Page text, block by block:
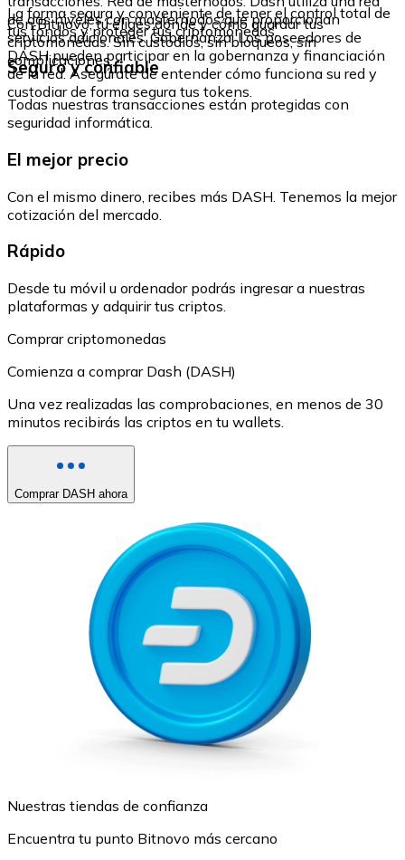
Con Bitnovo, tú eliges dónde y cómo guardar tus
criptomonedas. Sin custodios, sin bloqueos, sin
complicaciones.
de dos niveles con masternodos que proporcionan
servicios adicionales. Gobernanza: Los poseedores de
DASH pueden participar en la gobernanza y financiación
de la red. Asegúrate de entender cómo funciona su red y
custodiar de forma segura tus tokens.
La forma segura y conveniente de tener el control total de
tus fondos y proteger tus criptomonedas.
Seguro y confiable
Todas nuestras transacciones están protegidas con
seguridad informática.
El mejor precio
Con el mismo dinero, recibes más DASH. Tenemos la mejor
cotización del mercado.
Rápido
Desde tu móvil u ordenador podrás ingresar a nuestras
plataformas y adquirir tus criptos.
Comprar criptomonedas
Comienza a comprar Dash (DASH)
Una vez realizadas las comprobaciones, en menos de 30
minutos recibirás las criptos en tu wallets.
Comprar DASH ahora
Nuestras tiendas de confianza
Encuentra tu punto Bitnovo más cercano